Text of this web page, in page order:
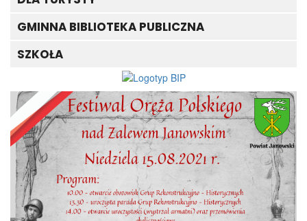
GMINNA BIBLIOTEKA PUBLICZNA
SZKOŁA